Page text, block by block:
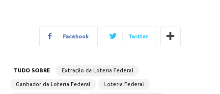
Facebook Twitter
TUDO SOBRE Extração da Loteria Federal
Ganhador da Loteria Federal Loteria Federal